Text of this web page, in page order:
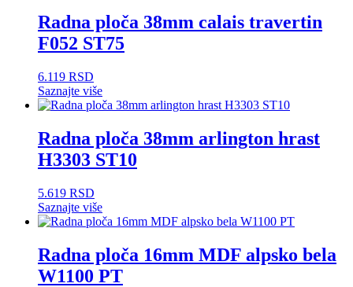
Radna ploča 38mm calais travertin
F052 ST75
6.119 RSD
Saznajte više
Radna ploča 38mm arlington hrast
H3303 ST10
5.619 RSD
Saznajte više
Radna ploča 16mm MDF alpsko bela
W1100 PT